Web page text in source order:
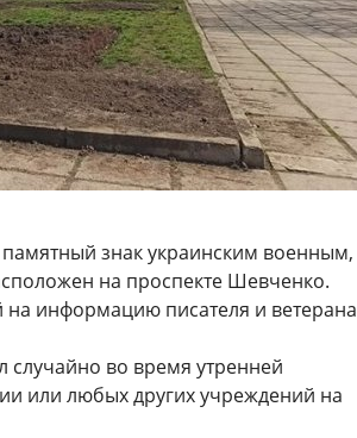
знак украинским военным,
на проспекте Шевченко.
на информацию писателя и ветерана
случайно во время утренней
или любых других учреждений на